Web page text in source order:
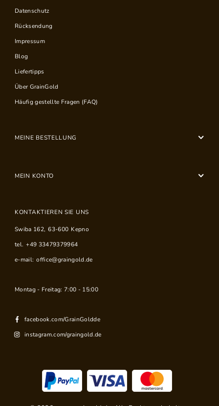
Datenschutz
Rücksendung
Impressum
Blog
Liefertipps
Über GrainGold
Häufig gestellte Fragen (FAQ)
MEINE BESTELLUNG
MEIN KONTO
KONTAKTIEREN SIE UNS
Swiba 162, 63-600 Kepno
tel. +49 33479379964
e-mail: office@graingold.de
Montag - Freitag: 7:00 - 15:00
facebook.com/GrainGoldde
instagram.com/graingold.de